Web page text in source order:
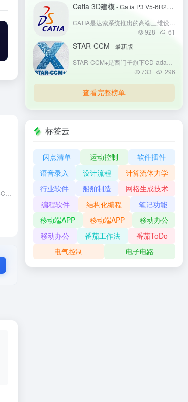
Catia 3D建模- Catia P3 V5-6R2022(64bit)
928
61
STAR-CCM - 最新版
733
296
查看完整榜单
标签云
闪点清单 运动控制
软件插件
语音录入
设计流程
计算流体力学
行业软件
船舶制造
网格生成技术
编程软件
结构化编程
笔记功能
移动端APP
移动端APP
移动办公
移动办公
番茄工作法
番茄ToDo
电气控制
电子电路